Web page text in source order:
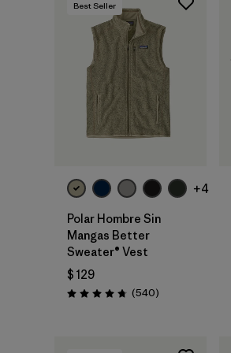
Best Seller
+4
Polar Hombre Sin
Mangas Better
Sweater® Vest
$ 129
Valoración: 4.8 / 5
(540Comentarios
)